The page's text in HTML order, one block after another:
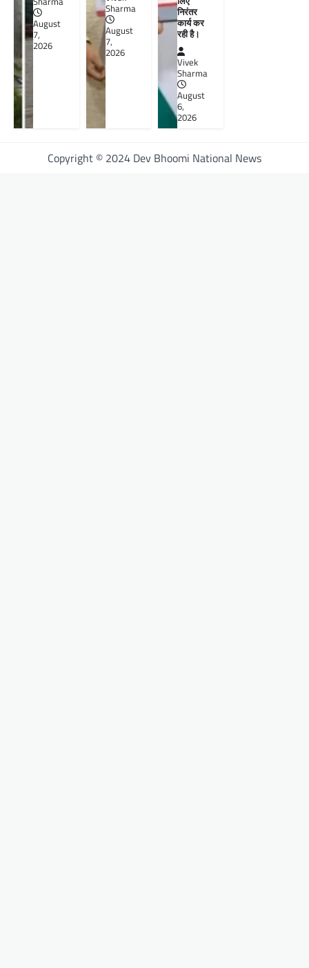
August
7,
2026
Sharma
August
7,
2026
निरंतर
कार्य कर
रही है।
Vivek
Sharma
August
6,
2026
Copyright © 2024 Dev Bhoomi National News